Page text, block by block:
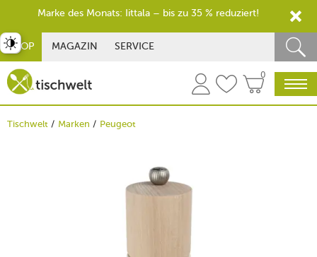
SHOP MAGAZIN SERVICE
0
Tischwelt Marken Peugeot
umschalten
Marke des Monats: Iittala – bis zu 35 % reduziert!